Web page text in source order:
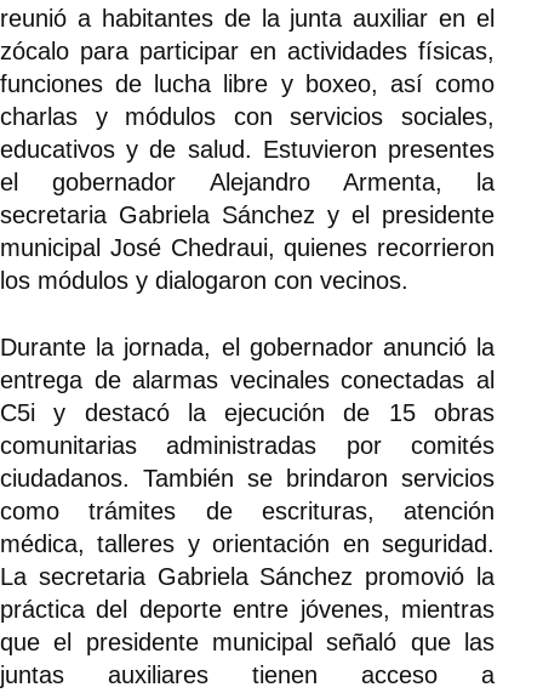
reunió a habitantes de la junta auxiliar en el
zócalo para participar en actividades físicas,
funciones de lucha libre y boxeo, así como
charlas y módulos con servicios sociales,
educativos y de salud. Estuvieron presentes
el gobernador Alejandro Armenta, la
secretaria Gabriela Sánchez y el presidente
municipal José Chedraui, quienes recorrieron
los módulos y dialogaron con vecinos.
Durante la jornada, el gobernador anunció la
entrega de alarmas vecinales conectadas al
C5i y destacó la ejecución de 15 obras
comunitarias administradas por comités
ciudadanos. También se brindaron servicios
como trámites de escrituras, atención
médica, talleres y orientación en seguridad.
La secretaria Gabriela Sánchez promovió la
práctica del deporte entre jóvenes, mientras
que el presidente municipal señaló que las
juntas auxiliares tienen acceso a